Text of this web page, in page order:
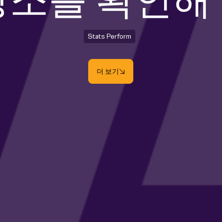
Stats Perform
더 보기